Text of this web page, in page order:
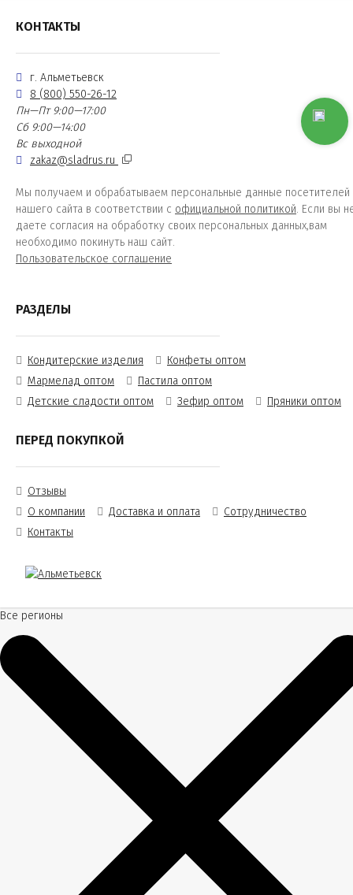
КОНТАКТЫ
г. Альметьевск
8 (800) 550-26-12
Пн—Пт 9:00—17:00
Сб 9:00—14:00
Вс выходной
zakaz@sladrus.ru
Мы получаем и обрабатываем персональные данные посетителей
нашего сайта в соответствии с официальной политикой. Если вы
даете согласия на обработку своих персональных данных,вам
необходимо покинуть наш сайт.
Пользовательское соглашение
РАЗДЕЛЫ
Кондитерские изделия
Конфеты оптом
Мармелад оптом
Пастила оптом
Детские сладости оптом
Зефир оптом Пряники оптом
ПЕРЕД ПОКУПКОЙ
Отзывы
О компании
Доставка и оплата
Сотрудничество
Контакты
Все регионы